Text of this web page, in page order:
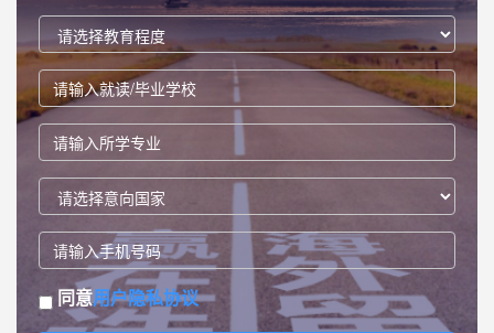
同意用户隐私协议